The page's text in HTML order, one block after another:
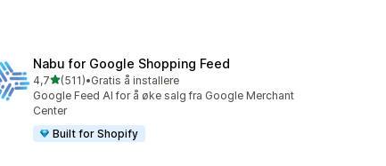
Nabu for Google Shopping Feed
4,7av 5 stjerner
(511)
Totalt 511 omtaler
•Gratis å installere
Google Feed AI for å øke salg fra Google Merchant
Center
Built for Shopify